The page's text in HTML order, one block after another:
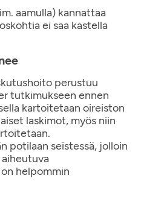
aamulla) kannattaa
ei saa kastella
perustuu
tutkimukseen ennen
kartoitetaan oireiston
laskimot, myös niin
potilaan seistessä, jolloin
helpommin